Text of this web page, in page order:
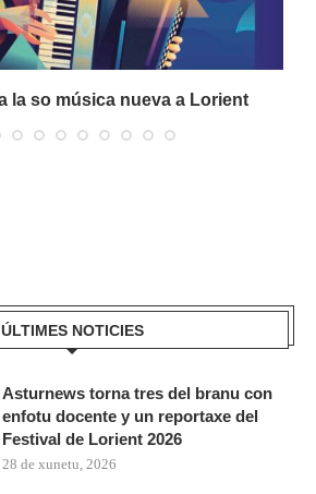
la so música nueva a Lorient
ÚLTIMES NOTICIES
Asturnews torna tres del branu con
enfotu docente y un reportaxe del
Festival de Lorient 2026
28 de xunetu, 2026